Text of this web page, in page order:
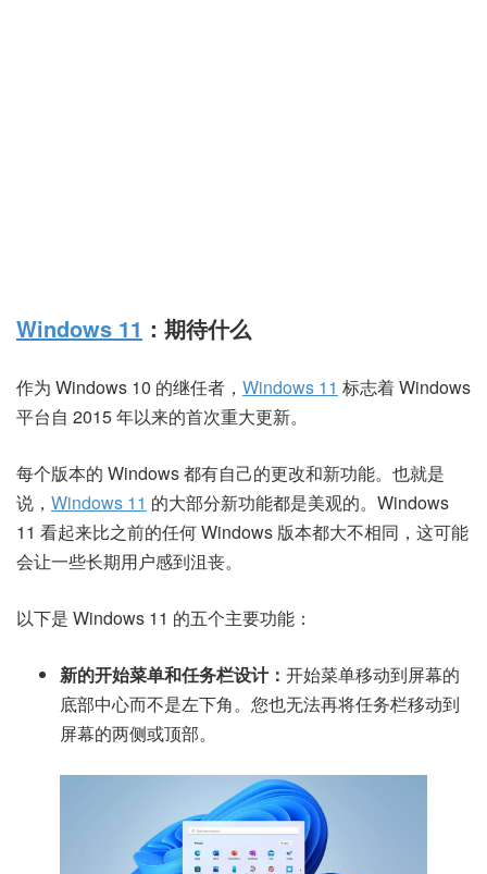
Windows 11 ：期待什么
作为 Windows 10 的继任者， Windows 11 标志着 Windows
平台自 2015 年以来的首次重大更新。
每个版本的 Windows 都有自己的更改和新功能。也就是
说， Windows 11 的大部分新功能都是美观的。Windows
11 看起来比之前的任何 Windows 版本都大不相同，这可能
会让一些长期用户感到沮丧。
以下是 Windows 11 的五个主要功能：
新的开始菜单和任务栏设计： 开始菜单移动到屏幕的
底部中心而不是左下角。您也无法再将任务栏移动到
屏幕的两侧或顶部。